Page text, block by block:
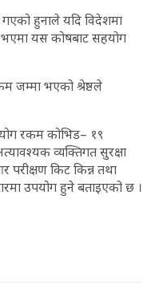
हुनाले यदि विदेशमा
भएमा यस कोषबाट सहयोग
जम्मा भएको श्रेष्ठले
रकम कोभिड– १९
व्यक्तिगत सुरक्षा
परीक्षण किट किन्न तथा
उपयोग हुने बताइएको छ ।